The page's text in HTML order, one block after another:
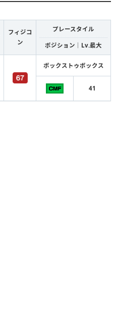
フィジコ
ン
プレースタイル
ポジション｜Lv.最大
ボックストゥボックス
41